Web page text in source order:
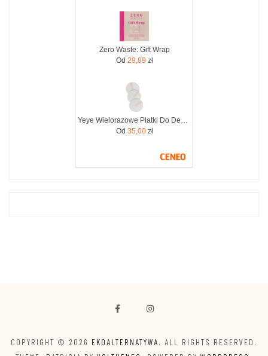
Zero Waste: Gift Wrap
Od 29,89 zł
Od 35,00zł
COPYRIGHT © 2026 EKOALTERNATYWA. ALL RIGHTS RESERVED.